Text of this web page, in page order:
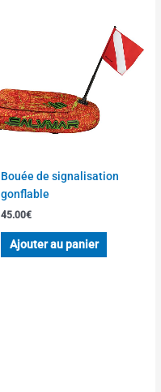
Bouée de signalisation
gonflable
45.00€
Ajouter au panier